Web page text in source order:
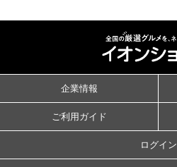
企業情報
ご利用ガイド
ログイン